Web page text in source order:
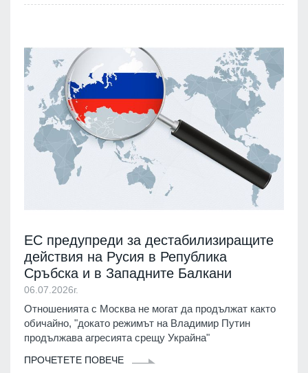
ЕС предупреди за дестабилизиращите
действия на Русия в Република
Сръбска и в Западните Балкани
06.07.2026г.
Отношенията с Москва не могат да продължат както
обичайно, "докато режимът на Владимир Путин
продължава агресията срещу Украйна"
ПРОЧЕТЕТЕ ПОВЕЧЕ